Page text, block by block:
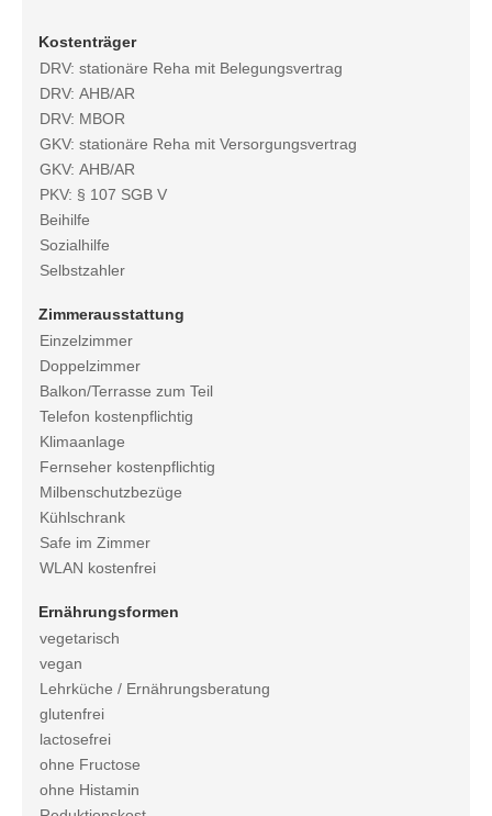
Kostenträger
DRV: stationäre Reha mit Belegungsvertrag
DRV: AHB/AR
DRV: MBOR
GKV: stationäre Reha mit Versorgungsvertrag
GKV: AHB/AR
PKV: § 107 SGB V
Beihilfe
Sozialhilfe
Selbstzahler
Zimmerausstattung
Einzelzimmer
Doppelzimmer
Balkon/Terrasse zum Teil
Telefon kostenpflichtig
Klimaanlage
Fernseher kostenpflichtig
Milbenschutzbezüge
Kühlschrank
Safe im Zimmer
WLAN kostenfrei
Ernährungsformen
vegetarisch
vegan
Lehrküche / Ernährungsberatung
glutenfrei
lactosefrei
ohne Fructose
ohne Histamin